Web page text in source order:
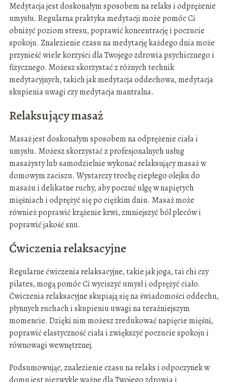
Medytacja jest doskonałym sposobem na relaks i odprężenie
umysłu. Regularna praktyka medytacji może pomóc Ci
obniżyć poziom stresu, poprawić koncentrację i poczucie
spokoju. Znalezienie czasu na medytację każdego dnia może
przynieść wiele korzyści dla Twojego zdrowia psychicznego i
fizycznego. Możesz skorzystać z różnych technik
medytacyjnych, takich jak medytacja oddechowa, medytacja
skupienia uwagi czy medytacja mantralna.
Relaksujący masaż
Masaż jest doskonałym sposobem na odprężenie ciała i
umysłu. Możesz skorzystać z profesjonalnych usług
masażysty lub samodzielnie wykonać relaksujący masaż w
domowym zaciszu. Wystarczy trochę ciepłego olejku do
masażu i delikatne ruchy, aby poczuć ulgę w napiętych
mięśniach i odprężyć się po ciężkim dniu. Masaż może
również poprawić krążenie krwi, zmniejszyć ból pleców i
poprawić jakość snu.
Ćwiczenia relaksacyjne
Regularne ćwiczenia relaksacyjne, takie jak joga, tai chi czy
pilates, mogą pomóc Ci wyciszyć umysł i odprężyć ciało.
Ćwiczenia relaksacyjne skupiają się na świadomości oddechu,
płynnych ruchach i skupieniu uwagi na teraźniejszym
momencie. Dzięki nim możesz zredukować napięcie mięśni,
poprawić elastyczność ciała i zwiększyć poczucie spokoju i
równowagi wewnętrznej.
Podsumowując, znalezienie czasu na relaks i odpoczynek w